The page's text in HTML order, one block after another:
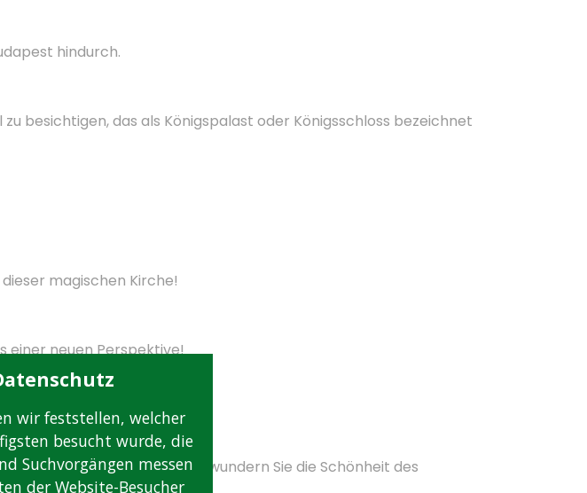
hindurch.
besichtigen, das als Königspalast oder Königsschloss bezeichnet
magischen Kirche!
einer neuen Perspektive!
auf die Stadt dominiert!
auf Budapesttick/ Bewundern Sie die Schönheit des
wir feststellen, welcher
besucht wurde, die
Suchvorgängen messen
der Website-Besucher